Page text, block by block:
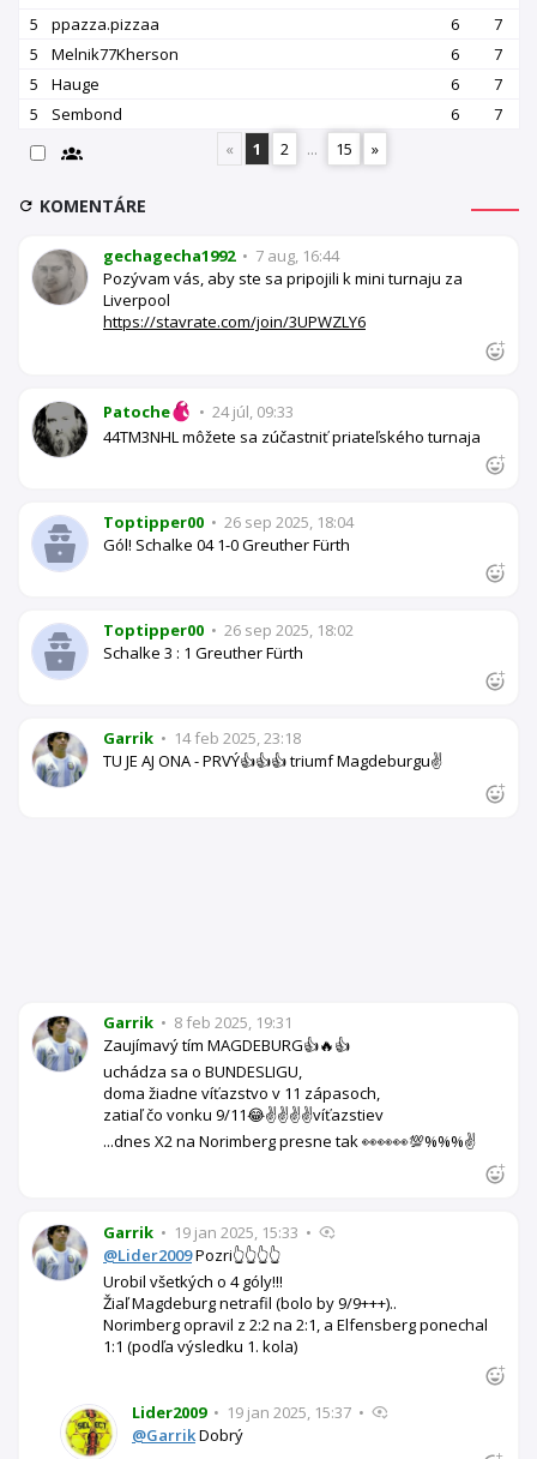
5
ppazza.pizzaa 6
7
5
Melnik77Kherson 6
7
5
Hauge 6
7
5
Sembond 6
7
«
1 2 ... 15 »
KOMENTÁRE
gechagecha1992 • 7 aug, 16:44
Pozývam vás, aby ste sa pripojili k mini turnaju za
Liverpool
https://stavrate.com/join/3UPWZLY6
Patoche • 24 júl, 09:33
44TM3NHL môžete sa zúčastniť priateľského turnaja
Toptipper00 • 26 sep 2025, 18:04
Gól! Schalke 04 1-0 Greuther Fürth
Toptipper00 • 26 sep 2025, 18:02
Schalke 3 : 1 Greuther Fürth
Garrik • 14 feb 2025, 23:18
TU JE AJ ONA - PRVÝ👍👍👍 triumf Magdeburgu✌️
Garrik • 8 feb 2025, 19:31
Zaujímavý tím MAGDEBURG👍🔥👍
uchádza sa o BUNDESLIGU,
doma žiadne víťazstvo v 11 zápasoch,
zatiaľ čo vonku 9/11😂✌️✌️✌️✌️víťazstiev
...dnes X2 na Norimberg presne tak 👀👀👀💯%%%✌️
Garrik • 19 jan 2025, 15:33 •
@Lider2009Pozri👆👆👆👆
Urobil všetkých o 4 góly!!!
Žiaľ Magdeburg netrafil (bolo by 9/9+++)..
Norimberg opravil z 2:2 na 2:1, a Elfensberg ponechal
1:1 (podľa výsledku 1. kola)
Lider2009 • 19 jan 2025, 15:37 •
@GarrikDobrý